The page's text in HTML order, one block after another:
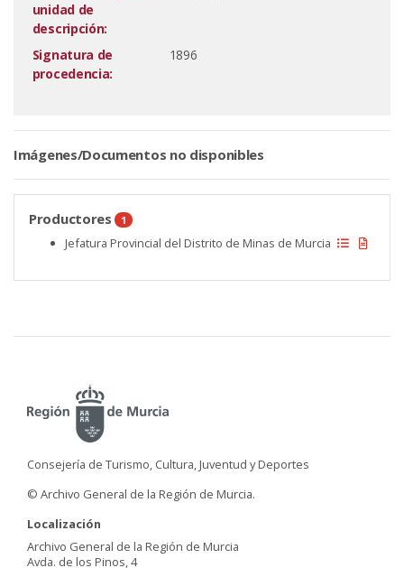
unidad de
descripción:
Signatura de
procedencia:
1896
Imágenes/Documentos no disponibles
Productores 1
Jefatura Provincial del Distrito de Minas de Murcia
Consejería de Turismo, Cultura, Juventud y Deportes
© Archivo General de la Región de Murcia.
Localización
Archivo General de la Región de Murcia
Avda. de los Pinos, 4